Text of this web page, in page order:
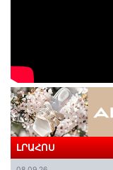
ԼՐԱՀՈՍ